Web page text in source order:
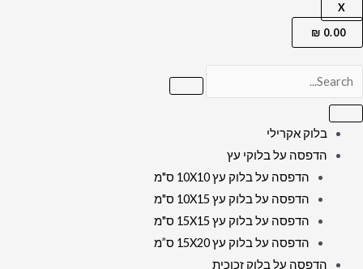
X
0.00
₪
בלוק אקרילי
הדפסה על בלוקי עץ
הדפסה על בלוק עץ 10X10 ס"מ
הדפסה על בלוק עץ 10X15 ס"מ
הדפסה על בלוק עץ 15X15 ס"מ
הדפסה על בלוק עץ 15X20 ס”מ
הדפסה על בלוק זכוכית